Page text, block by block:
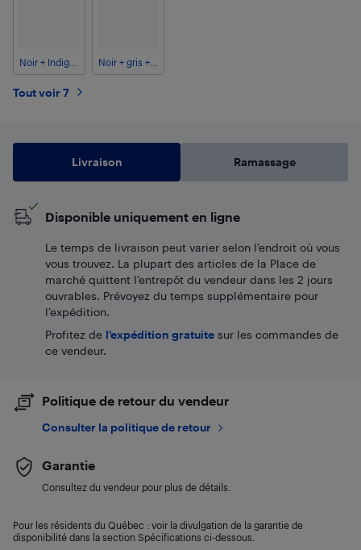
Tout voir 7
Livraison Ramassage
Disponible uniquement en ligne
Le temps de livraison peut varier selon l'endroit où vous
vous trouvez. La plupart des articles de la Place de
marché quittent l’entrepôt du vendeur dans les 2 jours
ouvrables. Prévoyez du temps supplémentaire pour
l’expédition.
Profitez de l'expédition gratuite sur les commandes de
ce vendeur.
Politique de retour du vendeur
Consulter la politique de retour
Garantie
Consultez du vendeur pour plus de détails.
Pour les résidents du Québec : voir la divulgation de la garantie de
disponibilité dans la section Spécifications ci-dessous.